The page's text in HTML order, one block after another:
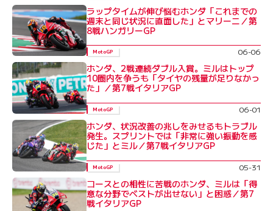
ラップタイムが伸び悩むホンダ「これまでの
週末と同じ状況に直面した」とマリーニ／第
8戦ハンガリーGP
MotoGP 06-06
ホンダ、2戦連続ダブル入賞。ミルはトップ
10圏内を争うも「タイヤの残量が足りなかっ
た」／第7戦イタリアGP
MotoGP 06-01
ホンダ、状況改善の兆しをみせるもトラブル
発生。スプリントでは「非常に強い振動を感
じた」とミル／第7戦イタリアGP
MotoGP 05-31
コースとの相性に苦戦のホンダ、ミルは「得
意な分野でベストが出せない」と困惑／第7
戦イタリアGP